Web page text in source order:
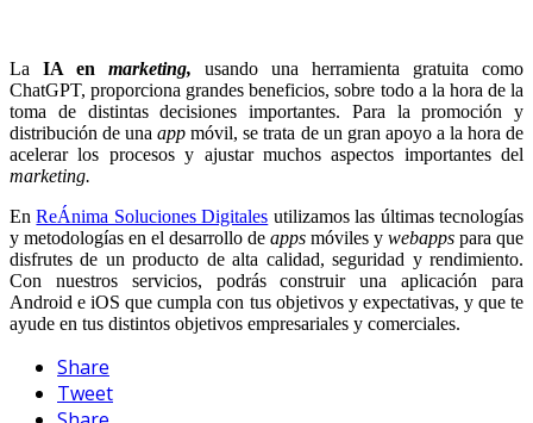
La IA en marketing, usando una herramienta gratuita como
ChatGPT, proporciona grandes beneficios, sobre todo a la hora de la
toma de distintas decisiones importantes. Para la promoción y
distribución de unaapp móvil, se trata de un gran apoyo a la hora de
acelerar los procesos y ajustar muchos aspectos importantes del
marketing.
EnReÁnima Soluciones Digitales utilizamos las últimas tecnologías
y metodologías en el desarrollo de apps móviles y webapps para que
disfrutes de un producto de alta calidad, seguridad y rendimiento.
Con nuestros servicios, podrás construir una aplicación para
Android e iOS que cumpla con tus objetivos y expectativas, y que te
ayude en tus distintos objetivos empresariales y comerciales.
Share
Tweet